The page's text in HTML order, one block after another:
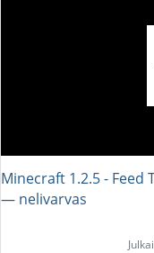
Minecraft 1.2.5 - Feed
― nelivarvas